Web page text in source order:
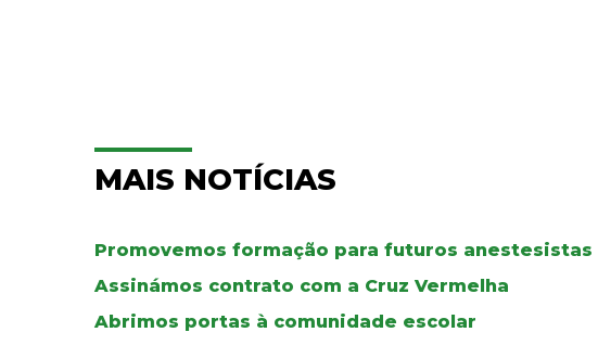
MAIS NOTÍCIAS
Promovemos formação para futuros anestesistas
Assinámos contrato com a Cruz Vermelha
Abrimos portas à comunidade escolar